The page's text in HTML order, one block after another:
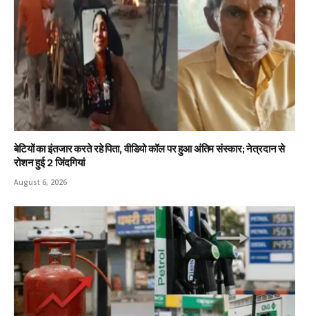
बेटियों का इंतजार करते रहे पिता, वीडियो कॉल पर हुआ अंतिम संस्कार; नेत्रदान से
रोशन हुई 2 जिंदगियां
August 6, 2026